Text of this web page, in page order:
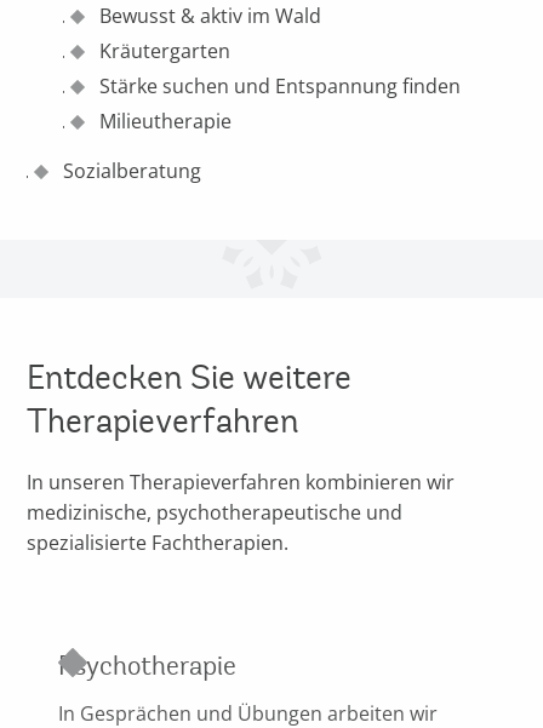
Bewusst & aktiv im Wald
Kräutergarten
Stärke suchen und Entspannung finden
Milieutherapie
Sozialberatung
Entdecken Sie weitere
Therapieverfahren
In unseren Therapieverfahren kombinieren wir
medizinische, psychotherapeutische und
spezialisierte Fachtherapien.
Psychotherapie
In Gesprächen und Übungen arbeiten wir